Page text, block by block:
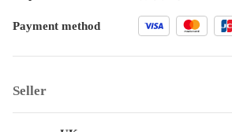
Payment method
Seller